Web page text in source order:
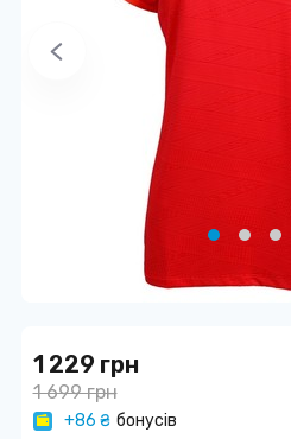
1 229 грн
1 699 грн
+86 ₴ бонусів